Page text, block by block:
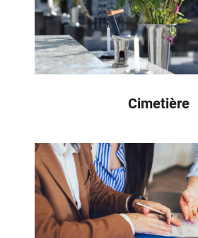
Cimetière